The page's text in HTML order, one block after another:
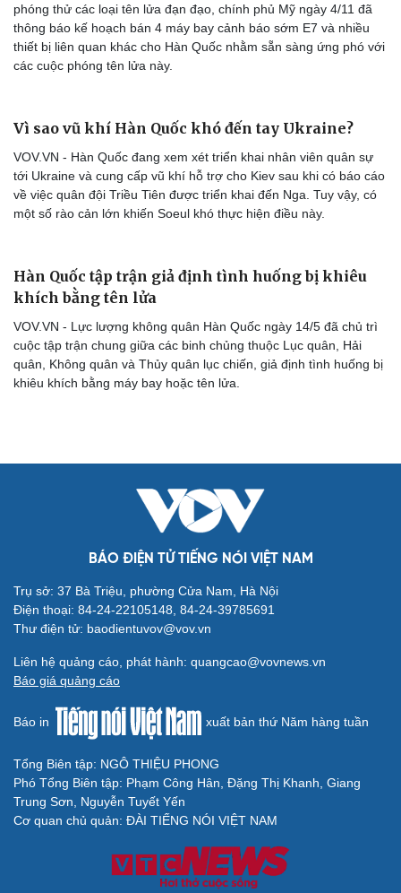
phóng thử các loại tên lửa đạn đạo, chính phủ Mỹ ngày 4/11 đã
thông báo kế hoạch bán 4 máy bay cảnh báo sớm E7 và nhiều
thiết bị liên quan khác cho Hàn Quốc nhằm sẵn sàng ứng phó với
các cuộc phóng tên lửa này.
Vì sao vũ khí Hàn Quốc khó đến tay Ukraine?
VOV.VN - Hàn Quốc đang xem xét triển khai nhân viên quân sự
tới Ukraine và cung cấp vũ khí hỗ trợ cho Kiev sau khi có báo cáo
về việc quân đội Triều Tiên được triển khai đến Nga. Tuy vậy, có
một số rào cản lớn khiến Soeul khó thực hiện điều này.
Hàn Quốc tập trận giả định tình huống bị khiêu
khích bằng tên lửa
VOV.VN - Lực lượng không quân Hàn Quốc ngày 14/5 đã chủ trì
cuộc tập trận chung giữa các binh chủng thuộc Lục quân, Hải
quân, Không quân và Thủy quân lục chiến, giả định tình huống bị
Trụ sở: 37 Bà Triệu, phường Cửa Nam, Hà Nội
Điện thoại: 84-24-22105148, 84-24-39785691
Thư điện tử: baodientuvov@vov.vn
Liên hệ quảng cáo, phát hành: quangcao@vovnews.vn
Báo giá quảng cáo